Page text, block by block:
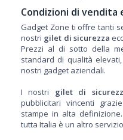
Condizioni di vendita
Gadget Zone ti offre tanti
nostri gilet di sicurezza
Prezzi al di sotto della
standard di qualità
nostri gadget aziendali.
I nostri gilet di
pubblicitari vincenti
stampe in alta
tutta Italia è un altro